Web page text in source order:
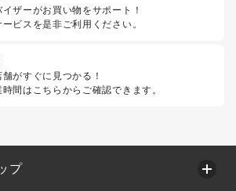
ザーがお買い物をサポート！
ビスを是非ご利用ください。
がすぐに見つかる！
間はこちらからご確認できます。
プ